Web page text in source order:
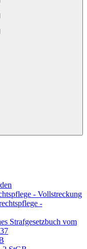
- Vollstreckung
-
Strafgesetzbuch vom